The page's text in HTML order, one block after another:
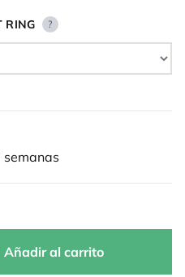
RING ?
Añadir al carrito